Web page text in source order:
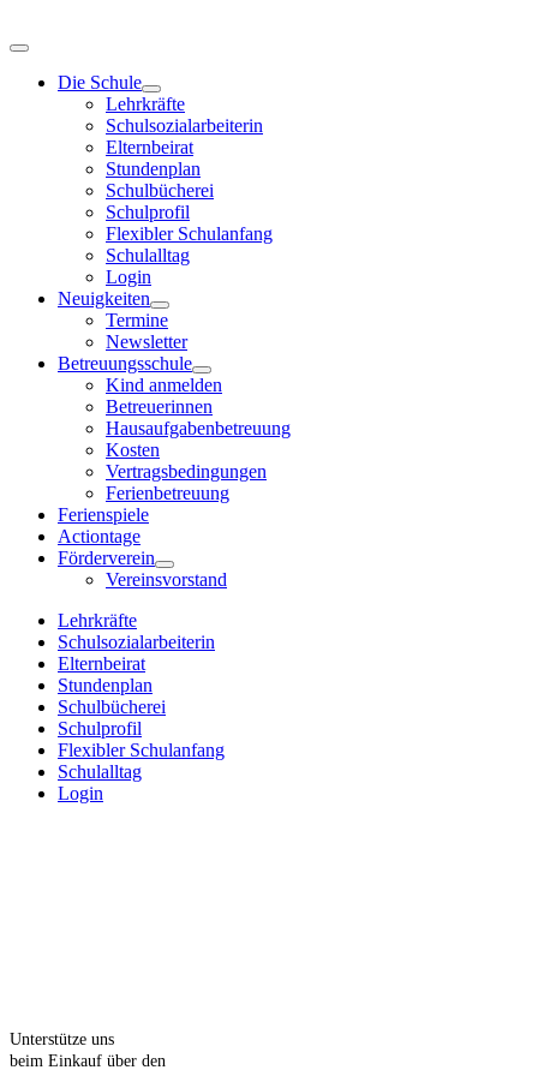
Die Schule
Lehrkräfte
Schulsozialarbeiterin
Elternbeirat
Stundenplan
Schulbücherei
Schulprofil
Flexibler Schulanfang
Schulalltag
Login
Neuigkeiten
Termine
Newsletter
Betreuungsschule
Kind anmelden
Betreuerinnen
Hausaufgabenbetreuung
Kosten
Vertragsbedingungen
Ferienbetreuung
Ferienspiele
Actiontage
Förderverein
Vereinsvorstand
Lehrkräfte
Schulsozialarbeiterin
Elternbeirat
Stundenplan
Schulbücherei
Schulprofil
Flexibler Schulanfang
Schulalltag
Login
Unterstütze uns
beim Einkauf über den